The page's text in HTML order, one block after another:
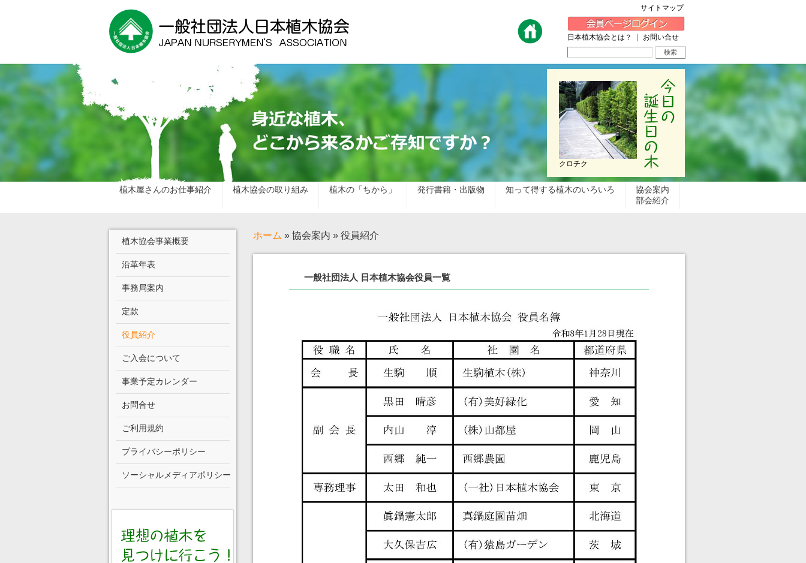
サイトマップ
日本植木協会とは？ お問い合せ
クロチク
植木屋さんのお仕事紹介 植木協会の取り組み 植木の「ちから」 発行書籍・出版物 知って得する植木のいろいろ
協会案内
部会紹介
ホーム » 協会案内 » 役員紹介
一般社団法人 日本植木協会役員一覧
植木協会事業概要
沿革年表
事務局案内
定款
役員紹介
ご入会について
事業予定カレンダー
お問合せ
ご利用規約
プライバシーポリシー
ソーシャルメディアポリシー